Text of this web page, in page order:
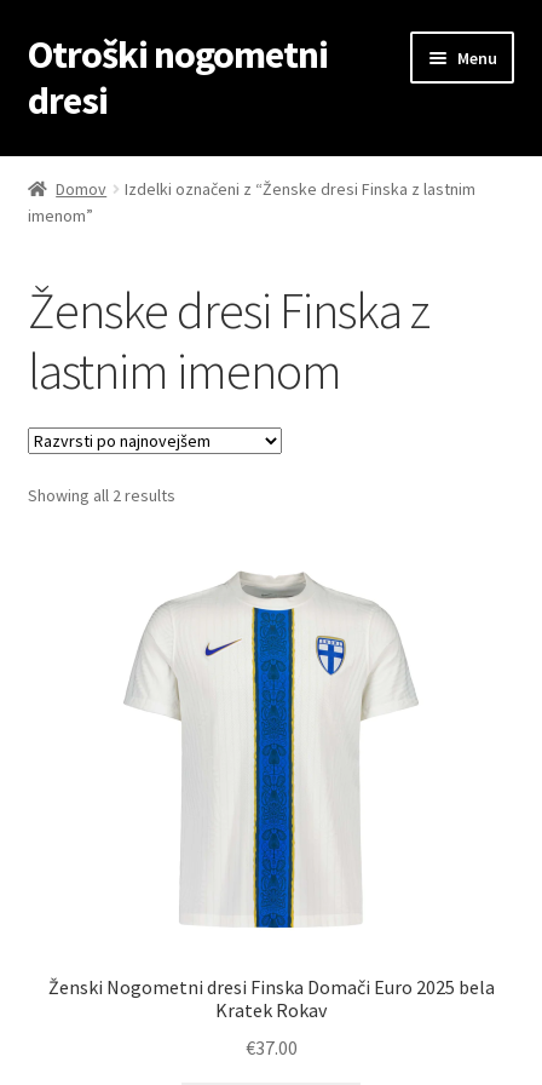
Skip
to
navigation
Skip
to
content
Otroški nogometni
dresi
Menu
Domov
Blog
Kontaktiraj nas
Košarica
Domov
Izdelki označeni z “Ženske dresi Finska z lastnim
imenom”
Ženske dresi Finska z
lastnim imenom
Showing all 2 resultsSorted
Ženski Nogometni dresi Finska Domači Euro 2025 bela
Kratek Rokav
€37.00